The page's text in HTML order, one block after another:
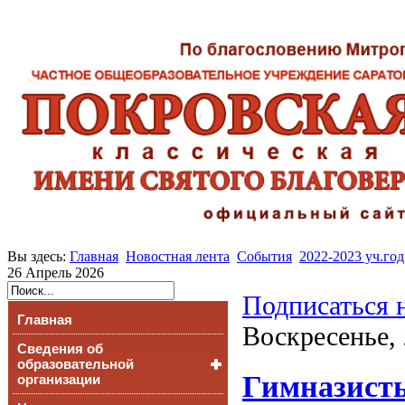
Вы здесь: Главная Новостная лента События 2022-2023 уч.год
26 Апрель 2026
Главная
Сведения об
образовательной
организации
Подписаться